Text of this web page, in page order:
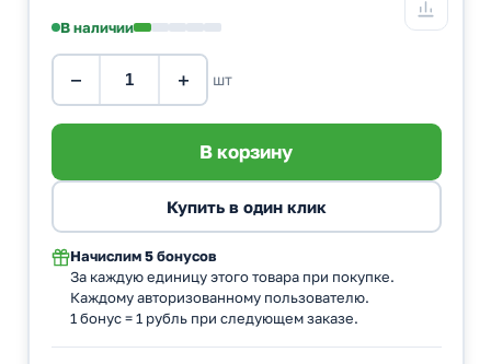
В наличии
− + шт
Начислим 5 бонусов
За каждую единицу этого товара при покупке.
Каждому авторизованному пользователю.
1 бонус = 1 рубль при следующем заказе.